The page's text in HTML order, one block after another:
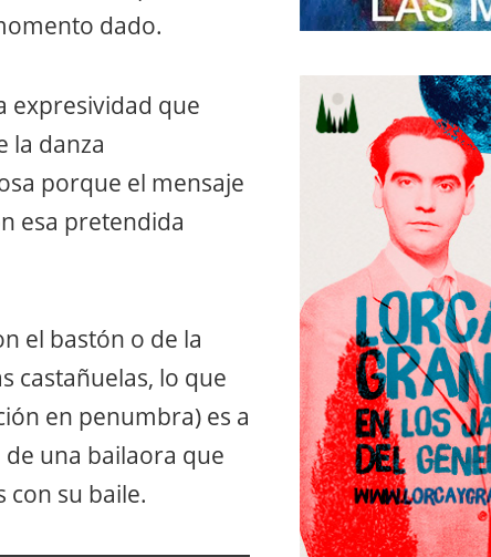
dado.
expresividad que
la danza
porque el mensaje
esa pretendida
el bastón o de la
castañuelas, lo que
en penumbra) es a
una bailaora que
su baile.